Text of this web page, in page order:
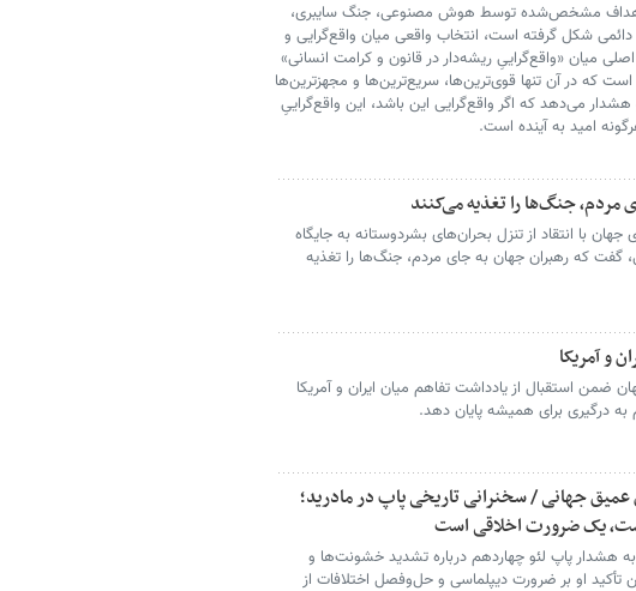
اهداف مشخص‌شده توسط هوش مصنوعی، جنگ سایبری،
شکل گرفته است، انتخاب واقعی میان واقع‌گرایی و
میان «واقع‌گراییِ ریشه‌دار در قانون و کرامت انسانی»
که در آن تنها قوی‌ترین‌ها، سریع‌ترین‌ها و مجهزترین‌ها
می‌دهد که اگر واقع‌گرایی این باشد، این واقع‌گراییِ
امید به آینده است.
مردم، جنگ‌ها را تغذیه می‌کنند
جهان با انتقاد از تنزل بحران‌های بشردوستانه به جایگاه
گفت که رهبران جهان به جای مردم، جنگ‌ها را تغذیه
و آمریکا
ضمن استقبال از یادداشت تفاهم‌ میان ایران و آمریکا
درگیری برای همیشه پایان دهد.
عمیق جهانی / سخنرانی تاریخی پاپ در مادرید؛
یک ضرورت اخلاقی است
هشدار پاپ لئو چهاردهم درباره تشدید خشونت‌ها و
او بر ضرورت دیپلماسی و حل‌وفصل اختلافات از